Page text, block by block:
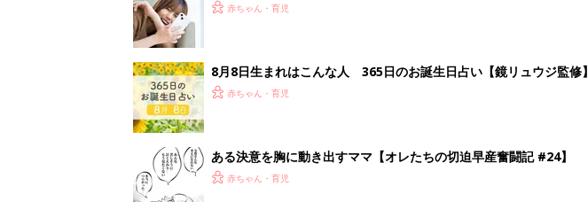
赤ちゃん・育児
8月8日生まれはこんな人 365日のお誕生日占い【鏡リュウジ監修】
赤ちゃん・育児
ある決意を胸に動き出すママ【オレたちの切迫早産奮闘記 #24】
赤ちゃん・育児